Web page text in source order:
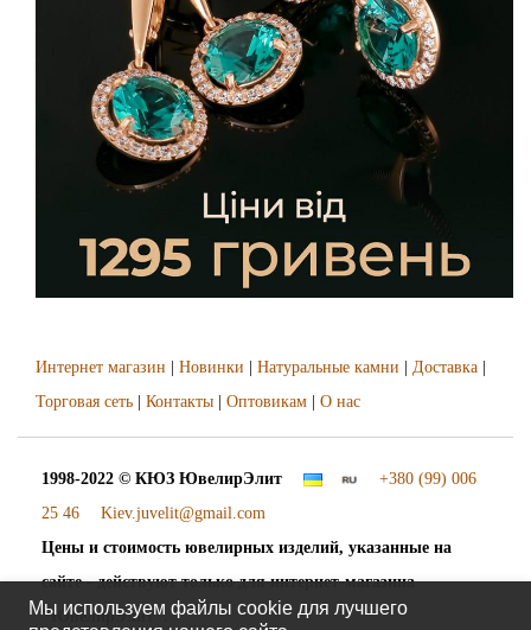
Интернет магазин | Новинки | Натуральные камни | Доставка |
Торговая сеть | Контакты | Оптовикам | О нас
1998-2022 © КЮЗ ЮвелирЭлит
+380 (99) 006
25 46
Kiev.juvelit@gmail.com
Цены и стоимость ювелирных изделий, указанные на
сайте - действуют только для интернет-магазина
"ЮвелирЭлит".
Мы используем файлы cookie для лучшего